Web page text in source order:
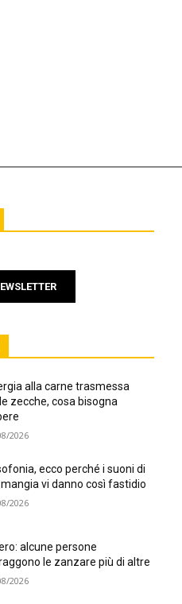
alla carne trasmessa
zecche, cosa bisogna
2026
ecco perché i suoni di
vi danno così fastidio
2026
alcune persone
le zanzare più di altre
2026